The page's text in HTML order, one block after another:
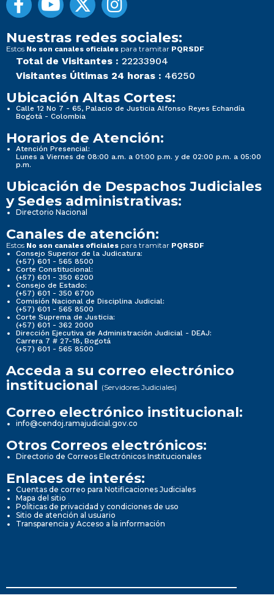
Nuestras redes sociales:
Estos No son canales oficiales para tramitar PQRSDF
Total de Visitantes : 22233904
Visitantes Últimas 24 horas : 46250
Ubicación Altas Cortes:
Calle 12 No 7 - 65, Palacio de Justicia Alfonso Reyes Echandía
Bogotá - Colombia
Horarios de Atención:
Atención Presencial:
Lunes a Viernes de 08:00 a.m. a 01:00 p.m. y de 02:00 p.m. a 05:00
p.m.
Ubicación de Despachos Judiciales
y Sedes administrativas:
Directorio Nacional
Canales de atención:
Estos No son canales oficiales para tramitar PQRSDF
Consejo Superior de la Judicatura:
(+57) 601 - 565 8500
Corte Constitucional:
(+57) 601 - 350 6200
Consejo de Estado:
(+57) 601 - 350 6700
Comisión Nacional de Disciplina Judicial:
(+57) 601 - 565 8500
Corte Suprema de Justicia:
(+57) 601 - 362 2000
Dirección Ejecutiva de Administración Judicial - DEAJ:
Carrera 7 # 27-18, Bogotá
(+57) 601 - 565 8500
Acceda a su correo electrónico
institucional (Servidores Judiciales)
Correo electrónico institucional:
info@cendoj.ramajudicial.gov.co
Otros Correos electrónicos:
Directorio de Correos Electrónicos Institucionales
Enlaces de interés:
Cuentas de correo para Notificaciones Judiciales
Mapa del sitio
Políticas de privacidad y condiciones de uso
Sitio de atención al usuario
Transparencia y Acceso a la información